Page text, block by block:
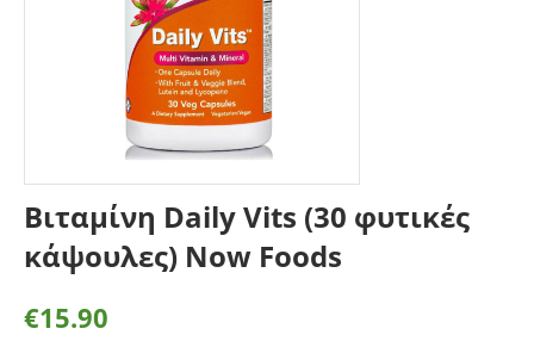
Βιταμίνη Daily Vits (30 φυτικές
κάψουλες) Now Foods
€15.90